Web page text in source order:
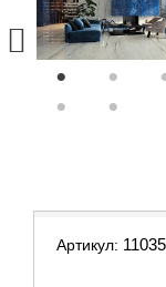
Артикул: